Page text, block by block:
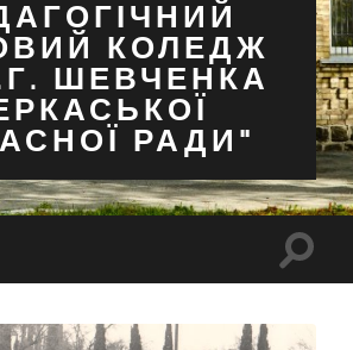
КОЛЕДЖ
ШЕВЧЕНКА
РАДИ"